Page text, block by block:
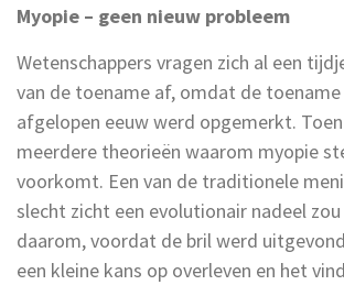
Myopie – geen nieuw probleem
Wetenschappers vragen zich al een
van de toename af, omdat de toename
afgelopen eeuw werd opgemerkt.
meerdere theorieën waarom myopie
voorkomt. Een van de traditionele
slecht zicht een evolutionair nadeel
daarom, voordat de bril werd
een kleine kans op overleven en het